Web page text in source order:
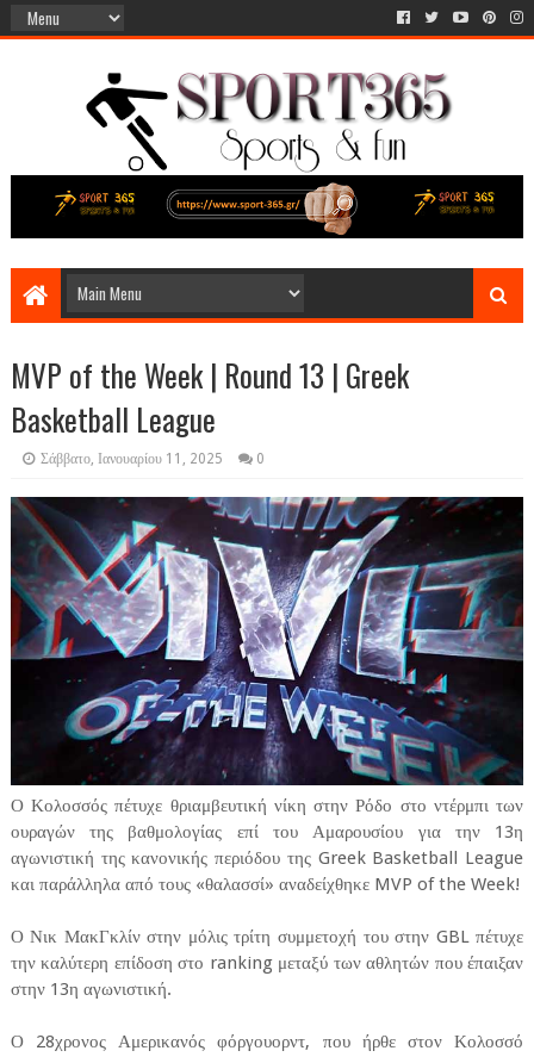
MVP of the Week | Round 13 | Greek
Basketball League
Σάββατο, Ιανουαρίου 11, 2025 0
Ο Κολοσσός πέτυχε θριαμβευτική νίκη στην Ρόδο στο ντέρμπι των
ουραγών της βαθμολογίας επί του Αμαρουσίου για την 13η
αγωνιστική της κανονικής περιόδου της Greek Basketball League
και παράλληλα από τους «θαλασσί» αναδείχθηκε MVP of the Week!
Ο Νικ ΜακΓκλίν στην μόλις τρίτη συμμετοχή του στην GBL πέτυχε
την καλύτερη επίδοση στο ranking μεταξύ των αθλητών που έπαιξαν
στην 13η αγωνιστική.
Ο 28χρονος Αμερικανός φόργουορντ, που ήρθε στον Κολοσσό